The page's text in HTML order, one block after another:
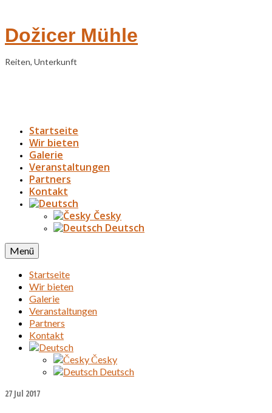
Dožicer Mühle
Reiten, Unterkunft
Startseite
Wir bieten
Galerie
Veranstaltungen
Partners
Kontakt
Česky
Deutsch
Menü
Startseite
Wir bieten
Galerie
Veranstaltungen
Partners
Kontakt
Česky
Deutsch
27 Jul 2017